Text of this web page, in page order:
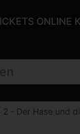
ONLINE
2 - Der Hase und